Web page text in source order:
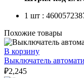
1 шт :
Похожие товары
В корзину
Выключатель
₽2,245